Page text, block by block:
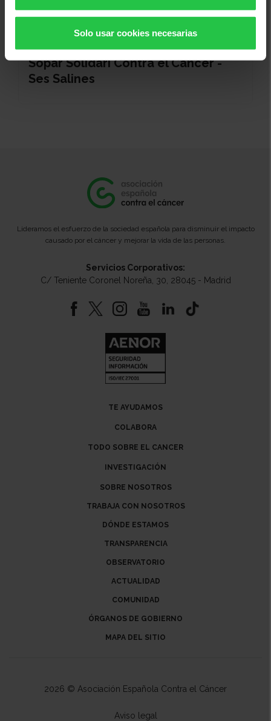
Solo usar cookies necesarias
19/08/2026
Sopar Solidari Contra el Càncer -
Ses Salines
Lideramos el esfuerzo de la sociedad española para disminuir el impacto
causado por el cáncer y mejorar la vida de las personas.
Servicios Corporativos:
C/ Teniente Coronel Noreña, 30, 28045 - Madrid
TE AYUDAMOS
COLABORA
TODO SOBRE EL CANCER
INVESTIGACIÓN
SOBRE NOSOTROS
TRABAJA CON NOSOTROS
DÓNDE ESTAMOS
TRANSPARENCIA
OBSERVATORIO
ACTUALIDAD
COMUNIDAD
ÓRGANOS DE GOBIERNO
MAPA DEL SITIO
2026 © Asociación Española Contra el Cáncer
Aviso legal